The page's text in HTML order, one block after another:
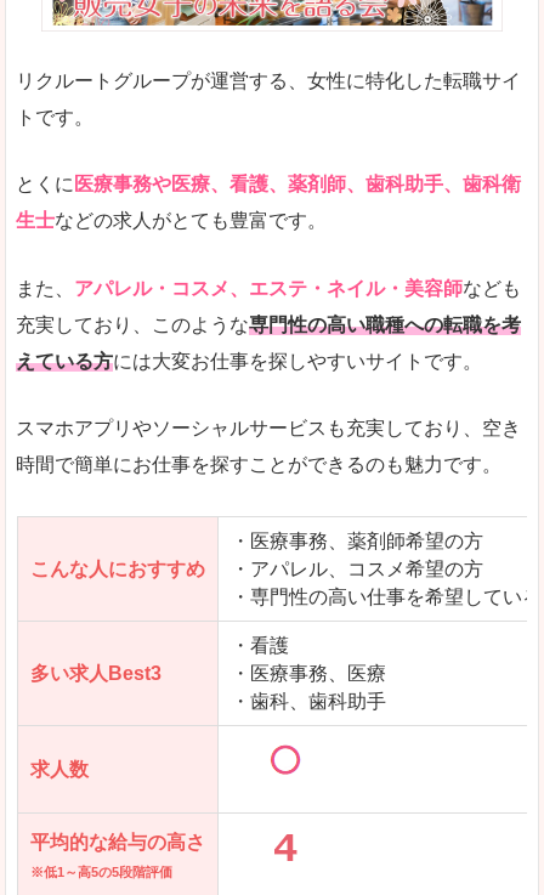
リクルートグループが運営する、女性に特化した転職サイ
トです。
とくに 医療事務や医療、看護、薬剤師、歯科助手、歯科衛
生士などの求人がとても豊富です。
また、 アパレル・コスメ、エステ・ネイル・美容師なども
充実しており、このような専門性の高い職種への転職を考
えている方には大変お仕事を探しやすいサイトです。
スマホアプリやソーシャルサービスも充実しており、空き
時間で簡単にお仕事を探すことができるのも魅力です。
こんな人におすすめ
・医療事務、薬剤師希望の方
・アパレル、コスメ希望の方
・専門性の高い仕事を希望してい
多い求人Best3
・看護
・医療事務、医療
・歯科、歯科助手
求人数
平均的な給与の高さ
※低1～高5の5段階評価